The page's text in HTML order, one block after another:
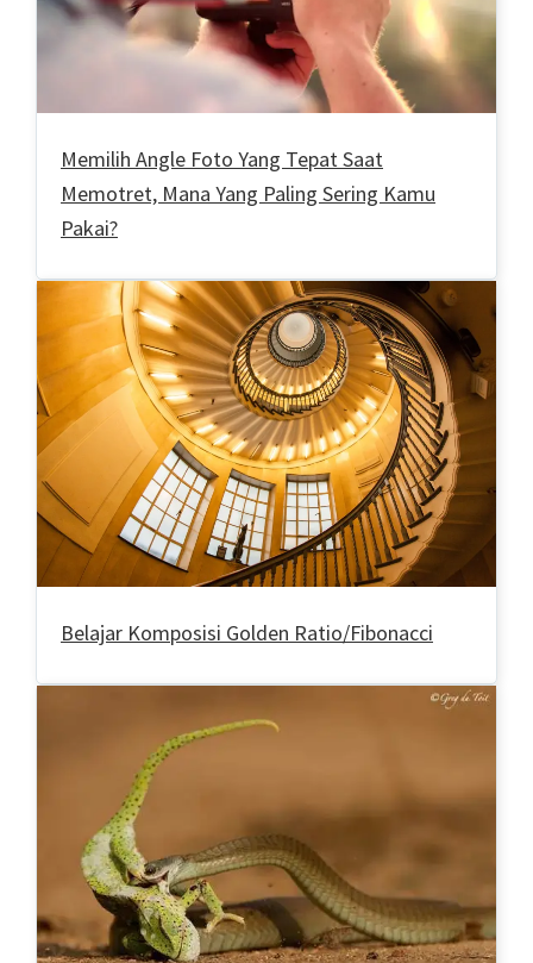
Memilih Angle Foto Yang Tepat Saat
Memotret, Mana Yang Paling Sering Kamu
Pakai?
Belajar Komposisi Golden Ratio/Fibonacci